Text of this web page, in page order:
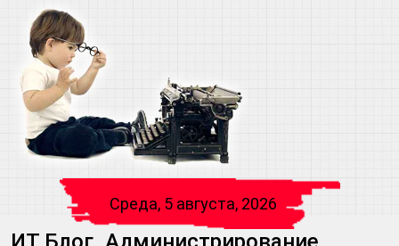
Среда, 5 августа, 2026